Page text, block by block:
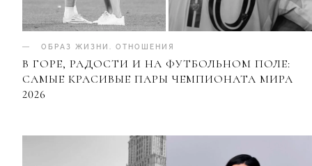
ОБРАЗ ЖИЗНИ ОТНОШЕНИЯ
В ГОРЕ, РАДОСТИ И НА ФУТБОЛЬНОМ ПОЛЕ:
САМЫЕ КРАСИВЫЕ ПАРЫ ЧЕМПИОНАТА МИРА
2026